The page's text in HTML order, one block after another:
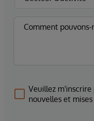
Veuillez
nouvelles et